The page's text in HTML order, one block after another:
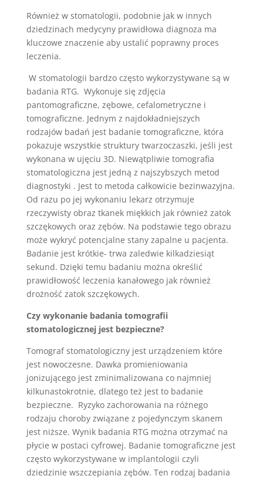
Również w stomatologii, podobnie jak w innych
dziedzinach medycyny prawidłowa diagnoza ma
kluczowe znaczenie aby ustalić poprawny proces
leczenia.
W stomatologii bardzo często wykorzystywane są w
badania RTG. Wykonuje się zdjęcia
pantomograficzne, zębowe, cefalometryczne i
tomograficzne. Jednym z najdokładniejszych
rodzajów badań jest badanie tomograficzne, która
pokazuje wszystkie struktury twarzoczaszki, jeśli jest
wykonana w ujęciu 3D. Niewątpliwie tomografia
stomatologiczna jest jedną z najszybszych metod
diagnostyki . Jest to metoda całkowicie bezinwazyjna.
Od razu po jej wykonaniu lekarz otrzymuje
rzeczywisty obraz tkanek miękkich jak również zatok
szczękowych oraz zębów. Na podstawie tego obrazu
może wykryć potencjalne stany zapalne u pacjenta.
Badanie jest krótkie- trwa zaledwie kilkadziesiąt
sekund. Dzięki temu badaniu można określić
prawidłowość leczenia kanałowego jak również
drożność zatok szczękowych.
Czy wykonanie badania tomografii
stomatologicznej jest bezpieczne?
Tomograf stomatologicznyjest urządzeniem które
jest nowoczesne. Dawka promieniowania
jonizującego jest zminimalizowana co najmniej
kilkunastokrotnie, dlatego też jest to badanie
bezpieczne. Ryzyko zachorowania na różnego
rodzaju choroby związane z pojedynczym skanem
jest niższe. Wynik badania RTG można otrzymać na
płycie w postaci cyfrowej. Badanie tomograficzne jest
często wykorzystywane w implantologii czyli
dziedzinie wszczepiania zębów. Ten rodzaj badania